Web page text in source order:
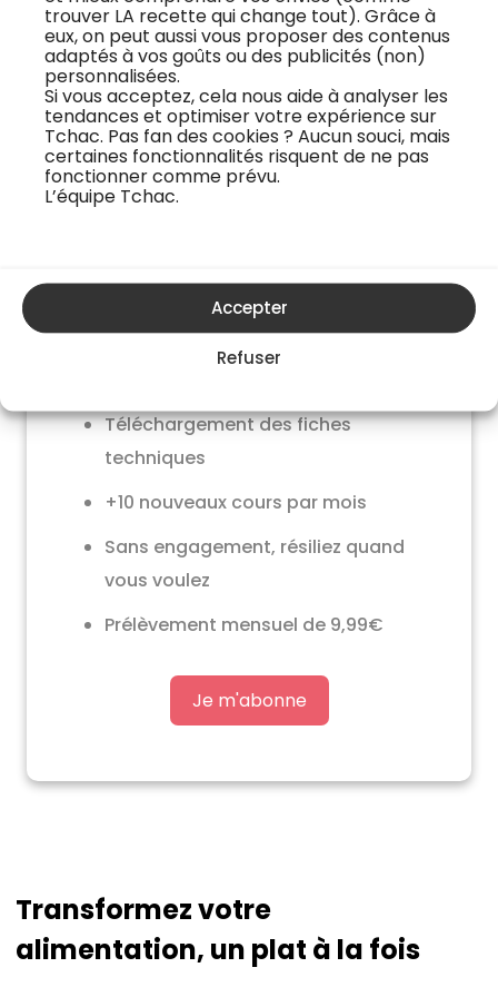
trouver LA recette qui change tout). Grâce à
eux, on peut aussi vous proposer des contenus
adaptés à vos goûts ou des publicités (non)
personnalisées.
Si vous acceptez, cela nous aide à analyser les
tendances et optimiser votre expérience sur
Tchac. Pas fan des cookies ? Aucun souci, mais
certaines fonctionnalités risquent de ne pas
fonctionner comme prévu.
L’équipe Tchac.
Accepter
Refuser
J'essaye gratuitement
9,99€ par mois
Téléchargement des fiches
techniques
+10 nouveaux cours par mois
Sans engagement, résiliez quand
vous voulez
Prélèvement mensuel de 9,99€
Je m'abonne
Transformez votre
alimentation, un plat à la fois